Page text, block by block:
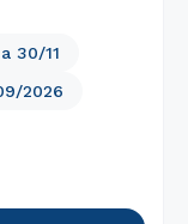
2026
a 30/11